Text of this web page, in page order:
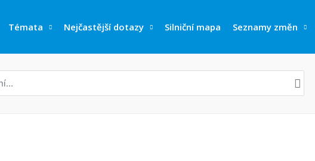
Témata Nejčastější dotazy Silniční mapa Seznamy změn